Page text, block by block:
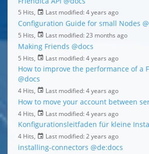
5 Hits, Last modified: 4 years ago
Configuration Guide for small Nodes
5 Hits, Last modified: 23 months ago
Making Friends @docs
5 Hits, Last modified: 4 years ago
How to improve the performance of a
@docs
4 Hits, Last modified: 4 years ago
How to move your account between
4 Hits, Last modified: 4 years ago
Konfigurationsleitfaden für kleine
4 Hits, Last modified: 2 years ago
installing-connectors @de:docs